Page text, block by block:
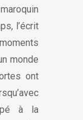
l’écrit
monde
ont
à la